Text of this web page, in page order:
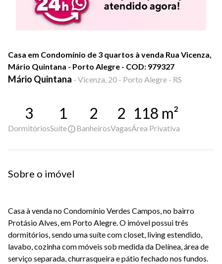
Casa em Condomínio de 3 quartos à venda Rua Vicenza,
Mário Quintana - Porto Alegre - COD: 979327
Mário Quintana - Vicenza, 20 - Porto Alegre - RS
3
Dormitórios
1
Suíte
2
Banheiros
2
Vagas
118 m²
Área Privativa
Sobre o imóvel
Casa à venda noCondomínio Verdes Campos, no bairro
Protásio Alves, em Porto Alegre. O imóvel possui três
dormitórios, sendo uma suíte com closet, living estendido,
lavabo, cozinha com móveis sob medida da Delínea, área de
serviço separada, churrasqueira e pátio fechado nos fundos.